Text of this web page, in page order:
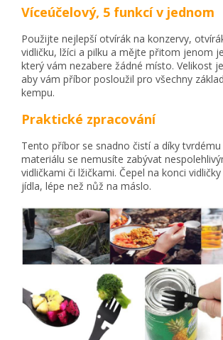
Víceúčelový, 5 funkcí v jednom
Použijte nejlepší otvírák na konzervy,
vidličku, lžíci a pilku a mějte přitom jenom
který vám nezabere žádné místo. Velikost
aby vám příbor posloužil pro všechny
kempu.
Praktické zpracování
Tento příbor se snadno čistí a díky
materiálu se nemusíte zabývat
vidličkami či lžičkami. Čepel na konci
jídla, lépe než nůž na máslo.